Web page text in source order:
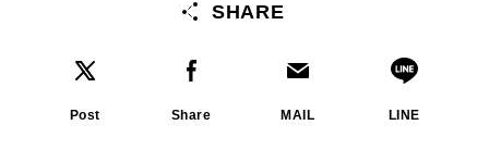
SHARE
Post Share MAIL LINE